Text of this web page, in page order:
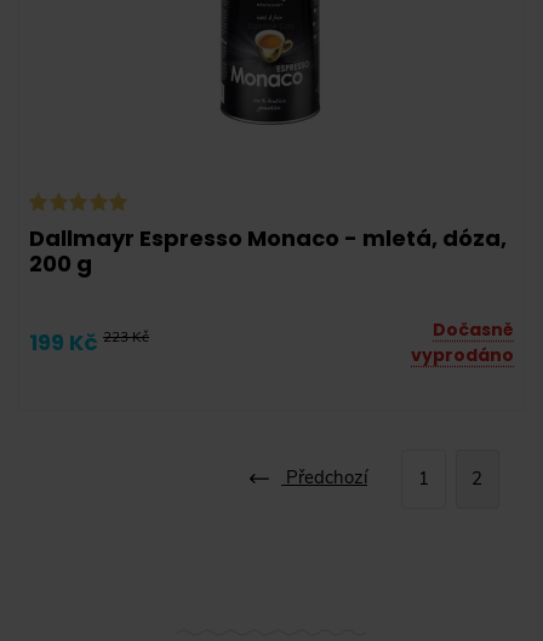
Dallmayr Espresso Monaco - mletá, dóza,
200 g
199 Kč 223 Kč
Dočasně
vyprodáno
Předchozí 1 2